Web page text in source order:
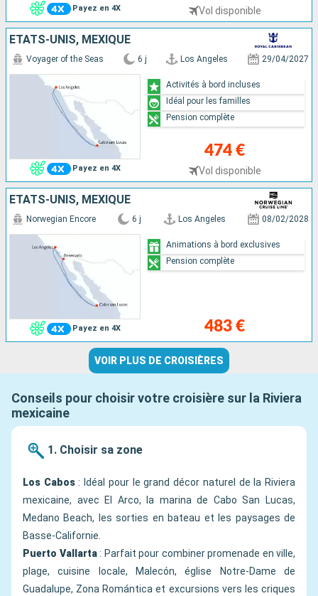
Payez en 4X Vol disponible
ÉTATS-UNIS, MEXIQUE
Payez en 4X
Voyager of the Seas 6 j Los Angeles 29/04/2027
474 €
Vol disponible
Activités à bord incluses
Idéal pour les familles
Pension complète
ÉTATS-UNIS, MEXIQUE
Payez en 4X
Norwegian Encore 6 j Los Angeles 08/02/2028
483 €
Animations à bord exclusives
Pension complète
VOIR PLUS DE CROISIÈRES
Conseils pour choisir votre croisière sur la Riviera
mexicaine
1. Choisir sa zone
Los Cabos: Idéal pour le grand décor naturel de la Riviera
mexicaine, avec El Arco, la marina de Cabo San Lucas,
Medano Beach, les sorties en bateau et les paysages de
Basse-Californie.
Puerto Vallarta: Parfait pour combiner promenade en ville,
plage, cuisine locale, Malecón, église Notre-Dame de
Guadalupe, Zona Romántica et excursions vers les criques